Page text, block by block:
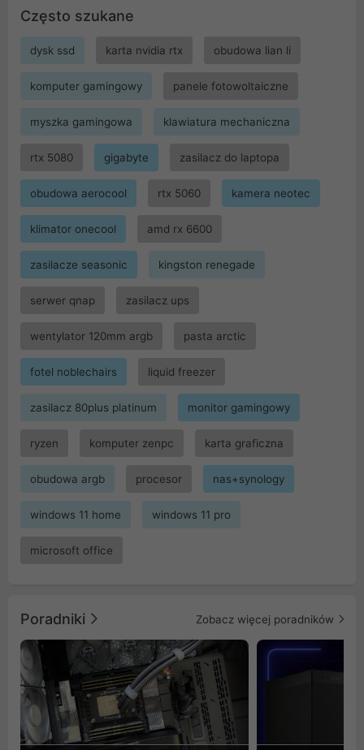
Często szukane
dysk ssd karta nvidia rtx obudowa lian li
komputer gamingowy panele fotowoltaiczne
myszka gamingowa klawiatura mechaniczna
rtx 5080 gigabyte zasilacz do laptopa
obudowa aerocool rtx 5060 kamera neotec
klimator onecool amd rx 6600
zasilacze seasonic kingston renegade
serwer qnap zasilacz ups
wentylator 120mm argb pasta arctic
fotel noblechairs liquid freezer
zasilacz 80plus platinum monitor gamingowy
ryzen komputer zenpc karta graficzna
obudowa argb procesor nas+synology
windows 11 home windows 11 pro
microsoft office
Poradniki Zobacz więcej poradników